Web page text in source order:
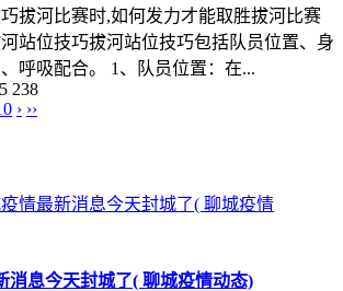
拔河比赛时,如何发力才能取胜拔河比赛
站位技巧拔河站位技巧包括队员位置、身
呼吸配合。 1、队员位置：在...
238
› ››
消息今天封城了( 聊城疫情动态)